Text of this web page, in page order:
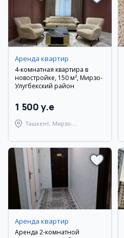
Аренда квартир
4-комнатная квартира в
новостройке, 150 м², Мирзо-
Улугбекский район
1 500 y.e
Ташкент, Мирзо-
Аренда квартир
Аренда 2-комнатной